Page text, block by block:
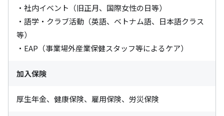
・社内イベント（旧正月、国際女性の日等）
・語学・クラブ活動（英語、ベトナム語、日本語クラス
等）
・EAP（事業場外産業保健スタッフ等によるケア）
加入保険
厚生年金、健康保険、雇用保険、労災保険